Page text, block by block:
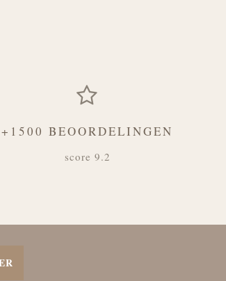
+1500 BEOORDELINGEN
score 9.2